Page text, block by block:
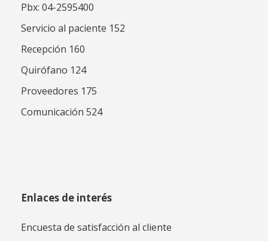
Pbx: 04-2595400
Servicio al paciente 152
Recepción 160
Quirófano 124
Proveedores 175
Comunicación 524
Enlaces de interés
Encuesta de satisfacción al cliente